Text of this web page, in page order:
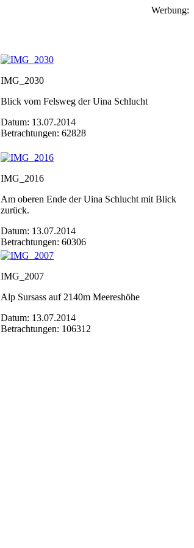
Werbung:
IMG_2030
Blick vom Felsweg der Uina Schlucht
Datum: 13.07.2014
Betrachtungen: 62828
IMG_2016
Am oberen Ende der Uina Schlucht mit Blick
zurück.
Datum: 13.07.2014
Betrachtungen: 60306
IMG_2007
Alp Sursass auf 2140m Meereshöhe
Datum: 13.07.2014
Betrachtungen: 106312